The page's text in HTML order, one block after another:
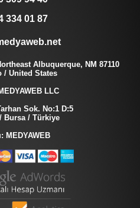
334 01 87
Albuquerque, NM 87110
/ United States
LLC
Sok. No:1 D:5
Bursa / Türkiye
MEDYAWEB